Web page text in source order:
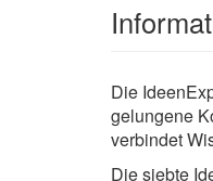
Die
gelungene
verbindet
Die siebte